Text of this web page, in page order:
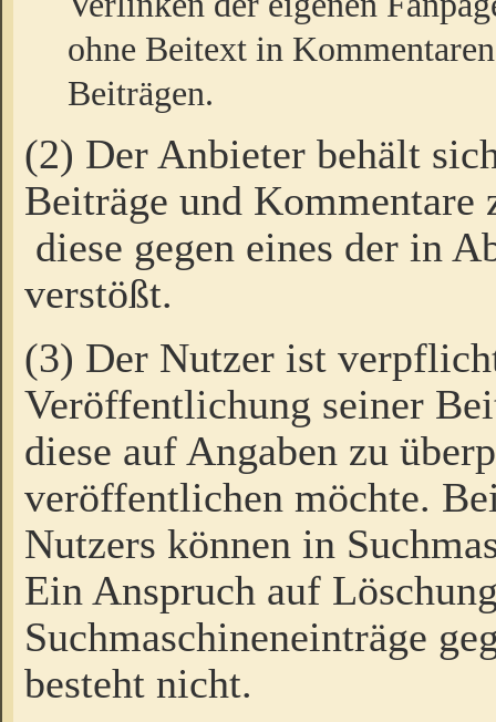
ohne Beitext in
Beiträgen.
(2) Der Anbieter behält
Beiträge und Kommentare
diese gegen eines der in
verstößt.
(3) Der Nutzer ist
Veröffentlichung seiner
diese auf Angaben zu
veröffentlichen möchte.
Nutzers können in
Ein Anspruch auf
Suchmaschineneinträge
besteht nicht.